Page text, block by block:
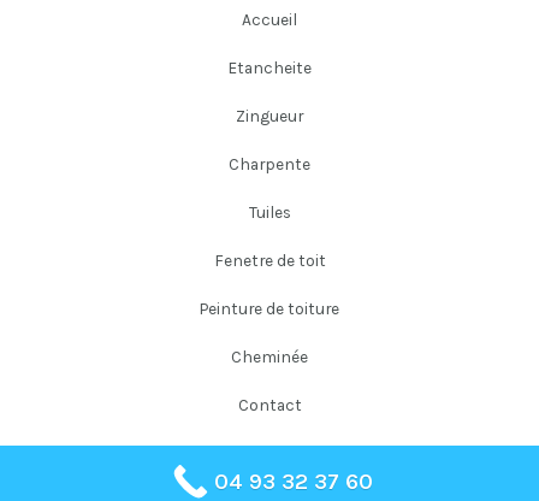
Accueil
Etancheite
Zingueur
Charpente
Tuiles
Fenetre de toit
Peinture de toiture
Cheminée
Contact
Copyright © 2026 Falloni Couverture Père et Fils
04 93 32 37 60